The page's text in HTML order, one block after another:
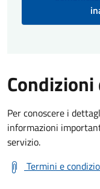
Per conoscere i
informazioni
servizio.
Termini e